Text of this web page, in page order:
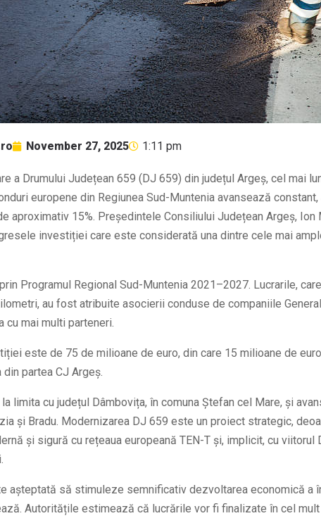
November 27, 2025 1:11 pm
a Drumului Județean 659 (DJ 659) din județul Argeș, cel mai
europene din Regiunea Sud-Muntenia avansează constant,
aproximativ 15%. Președintele Consiliului Județean Argeș, Ion
investiției care este considerată una dintre cele mai
Programul Regional Sud-Muntenia 2021–2027. Lucrarile,
au fost atribuite asocierii conduse de companiile
cu mai multi parteneri.
este de 75 de milioane de euro, din care 15 milioane de euro
partea CJ Argeș.
limita cu județul Dâmbovița, în comuna Ștefan cel Mare, și
și Bradu. Modernizarea DJ 659 este un proiect strategic,
și sigură cu rețeaua europeană TEN-T și, implicit, cu viitorul
așteptată să stimuleze semnificativ dezvoltarea economică a
Autoritățile estimează că lucrările vor fi finalizate în cel mult